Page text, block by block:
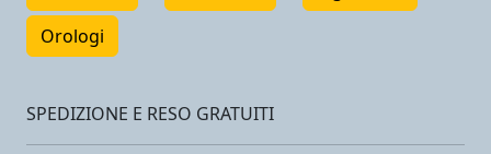
Orologi
SPEDIZIONE E RESO GRATUITI